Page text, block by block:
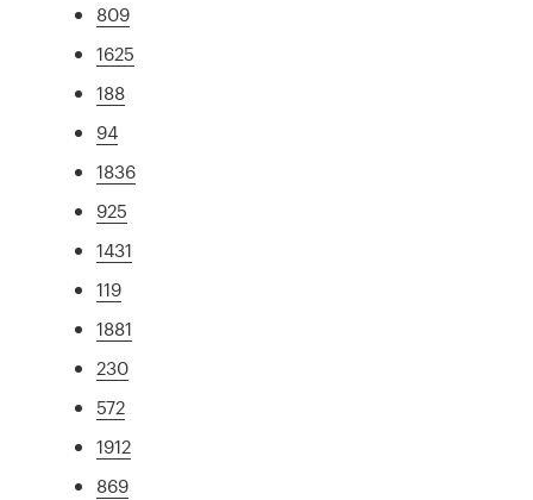
809
1625
188
94
1836
925
1431
119
1881
230
572
1912
869